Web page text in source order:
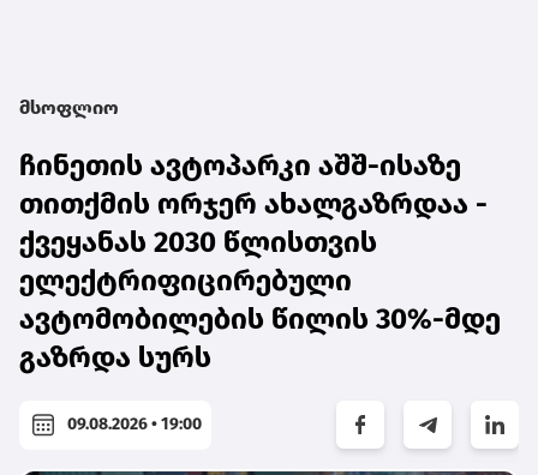
მსოფლიო
ჩინეთის ავტოპარკი აშშ-ისაზე
თითქმის ორჯერ ახალგაზრდაა -
ქვეყანას 2030 წლისთვის
ელექტრიფიცირებული
ავტომობილების წილის 30%-მდე
გაზრდა სურს
09.08.2026 • 19:00